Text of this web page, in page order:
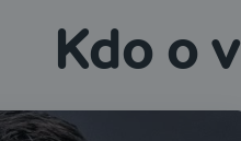
Kdo o